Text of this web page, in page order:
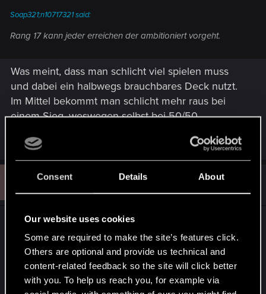
Consent Details About
Our website uses cookies
Some are required to make the site’s features click.
Others are optional and provide us technical and
content-related feedback so the site will click better
with you. To help us reach you, for example via
Soap321;n10717321 said:
Rang 17 kann jeder erreichen der ambitioniert vorgeht.
Was meint, dass man schlicht viel spielen muss
und dabei ein halbwegs brauchbares Deck nutzt.
Im Mittel bekommt man schlicht mehr raus bei
einem Sieg, weswegen selbst bei 50/50
Skybeatzz
kann ich nur so wiedergeben, wenn man sich die
rangliste ansieht, merkt man auch, dass alle
spieler im oberen segment (4000+ punkte)
deutlich mehr siege als niederlagen haben. spiele
seit dem ich Gwent spiele im Rang um 19/20 mit